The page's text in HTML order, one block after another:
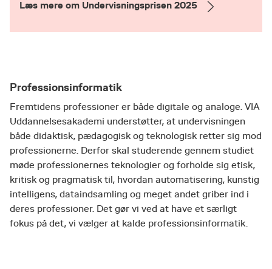
Læs mere om Undervisningsprisen 2025
Professionsinformatik
Fremtidens professioner er både digitale og analoge. VIA
Uddannelsesakademi understøtter, at undervisningen
både didaktisk, pædagogisk og teknologisk retter sig mod
professionerne. Derfor skal studerende gennem studiet
møde professionernes teknologier og forholde sig etisk,
kritisk og pragmatisk til, hvordan automatisering, kunstig
intelligens, dataindsamling og meget andet griber ind i
deres professioner. Det gør vi ved at have et særligt
fokus på det, vi vælger at kalde professionsinformatik.